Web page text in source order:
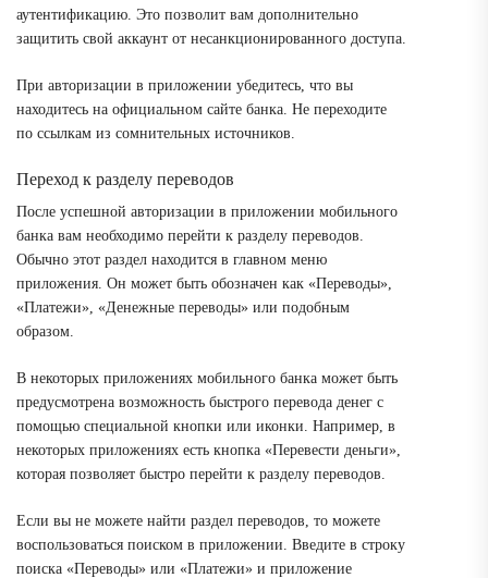
аутентификацию. Это позволит вам дополнительно
защитить свой аккаунт от несанкционированного доступа.
При авторизации в приложении убедитесь, что вы
находитесь на официальном сайте банка. Не переходите
по ссылкам из сомнительных источников.
Переход к разделу переводов
После успешной авторизации в приложении мобильного
банка вам необходимо перейти к разделу переводов.
Обычно этот раздел находится в главном меню
приложения. Он может быть обозначен как «Переводы»,
«Платежи», «Денежные переводы» или подобным
образом.
В некоторых приложениях мобильного банка может быть
предусмотрена возможность быстрого перевода денег с
помощью специальной кнопки или иконки. Например, в
некоторых приложениях есть кнопка «Перевести деньги»,
которая позволяет быстро перейти к разделу переводов.
Если вы не можете найти раздел переводов, то можете
воспользоваться поиском в приложении. Введите в строку
поиска «Переводы» или «Платежи» и приложение